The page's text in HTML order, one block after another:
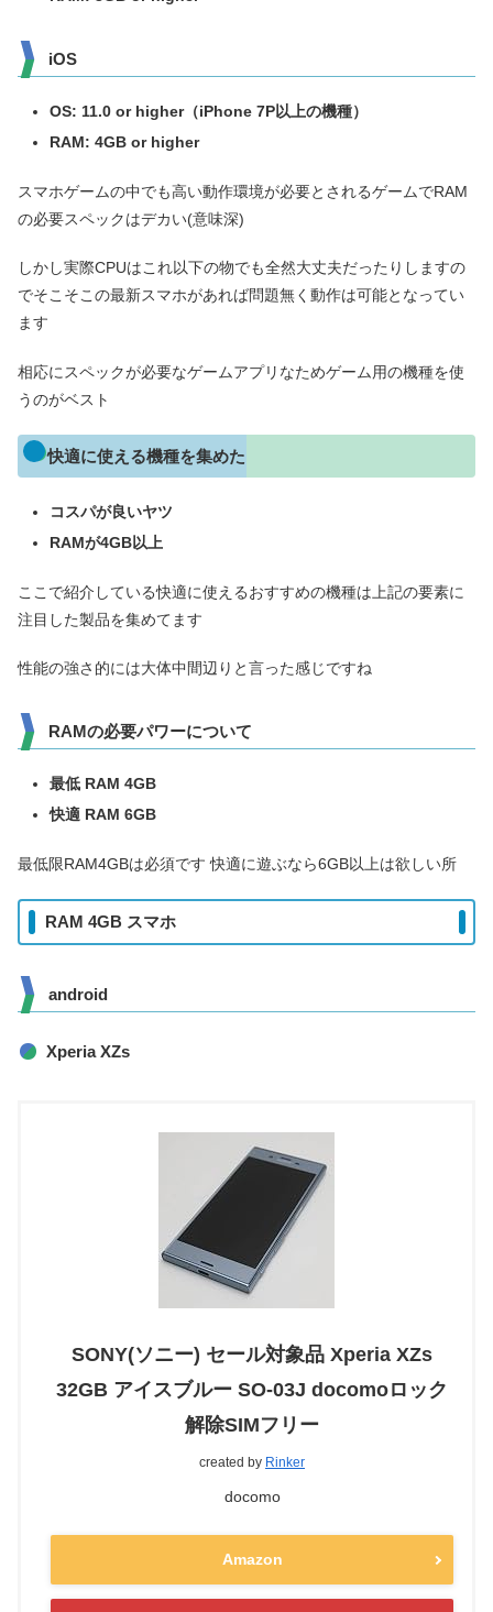
iOS
OS: 11.0 or higher（iPhone 7P以上の機種）
RAM: 4GB or higher
スマホゲームの中でも高い動作環境が必要とされるゲームでRAM
の必要スペックはデカい(意味深)
しかし実際CPUはこれ以下の物でも全然大丈夫だったりしますの
でそこそこの最新スマホがあれば問題無く動作は可能となってい
ます
相応にスペックが必要なゲームアプリなためゲーム用の機種を使
うのがベスト
快適に使える機種を集めた
コスパが良いヤツ
RAMが4GB以上
ここで紹介している快適に使えるおすすめの機種は上記の要素に
注目した製品を集めてます
性能の強さ的には大体中間辺りと言った感じですね
RAMの必要パワーについて
最低 RAM 4GB
快適 RAM 6GB
最低限RAM4GBは必須です 快適に遊ぶなら6GB以上は欲しい所
RAM 4GB スマホ
android
Xperia XZs
SONY(ソニー) セール対象品 Xperia XZs
32GB アイスブルー SO-03J docomoロック
解除SIMフリー
created by Rinker
docomo
Amazon